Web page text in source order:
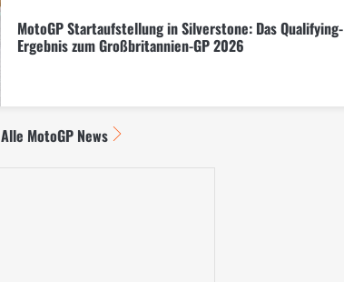
MotoGP Startaufstellung in Silverstone: Das Qualifying-
Ergebnis zum Großbritannien-GP 2026
Alle MotoGP News